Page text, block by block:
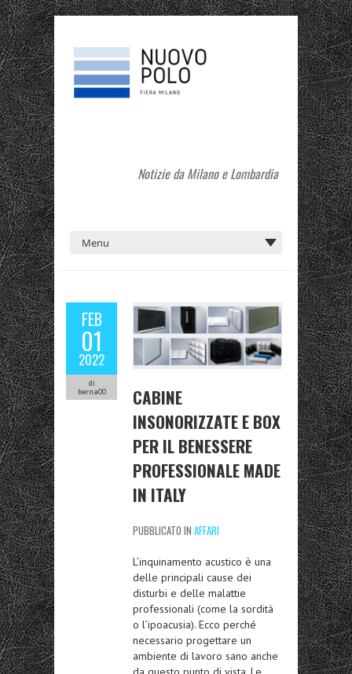
Notizie da Milano e Lombardia
FEB
01
2022
di
berna00
CABINE
INSONORIZZATE E BOX
PER IL BENESSERE
PROFESSIONALE MADE
IN ITALY
PUBBLICATO IN AFFARI
L’inquinamento acustico è una
delle principali cause dei
disturbi e delle malattie
professionali (come la sordità
o l’ipoacusia). Ecco perché
necessario progettare un
ambiente di lavoro sano anche